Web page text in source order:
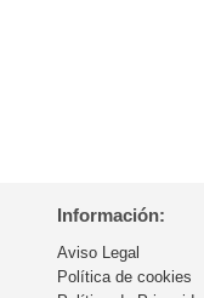
Información:
Aviso Legal
Política de cookies